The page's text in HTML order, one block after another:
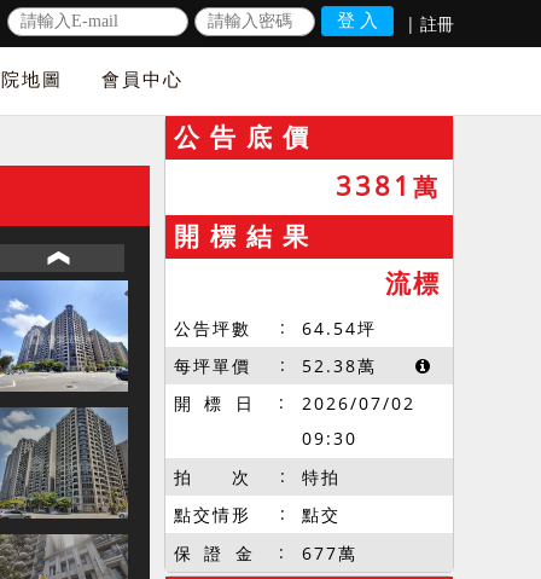
| 註冊
地圖 會員中心
公 告 底 價
3381 萬
開 標 結 果
流標
公告坪數 64.54坪
每坪單價
52.38萬
開 標 日
2026/07/02
09:30
拍 次
特拍
點交情形
點交
保 證 金
677萬